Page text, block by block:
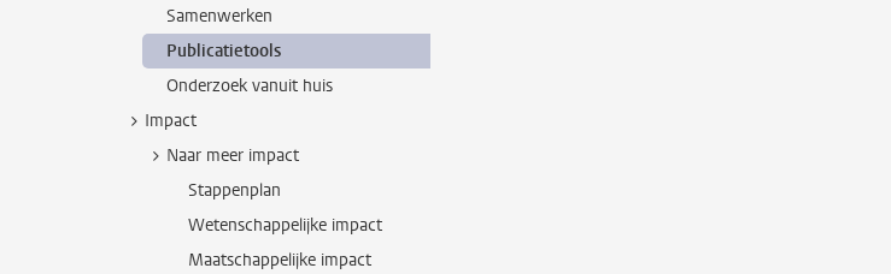
Samenwerken
Publicatietools
Onderzoek vanuit huis
Impact
Naar meer impact
Stappenplan
Wetenschappelijke impact
Maatschappelijke impact